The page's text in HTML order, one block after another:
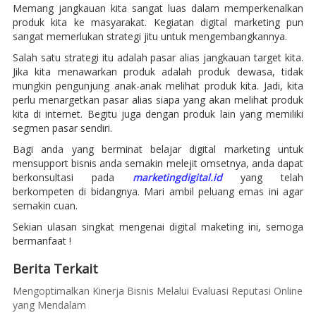
Memang jangkauan kita sangat luas dalam memperkenalkan
produk kita ke masyarakat. Kegiatan digital marketing pun
sangat memerlukan strategi jitu untuk mengembangkannya.
Salah satu strategi itu adalah pasar alias jangkauan target kita.
Jika kita menawarkan produk adalah produk dewasa, tidak
mungkin pengunjung anak-anak melihat produk kita. Jadi, kita
perlu menargetkan pasar alias siapa yang akan melihat produk
kita di internet. Begitu juga dengan produk lain yang memiliki
segmen pasar sendiri.
Bagi anda yang berminat belajar digital marketing untuk
mensupport bisnis anda semakin melejit omsetnya, anda dapat
berkonsultasi pada marketingdigital.idyang telah
berkompeten di bidangnya. Mari ambil peluang emas ini agar
semakin cuan.
Sekian ulasan singkat mengenai digital maketing ini, semoga
bermanfaat !
Berita Terkait
Mengoptimalkan Kinerja Bisnis Melalui Evaluasi Reputasi Online
yang Mendalam